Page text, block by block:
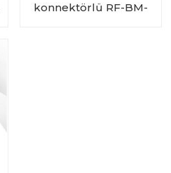
konnektörlü RF-BM-